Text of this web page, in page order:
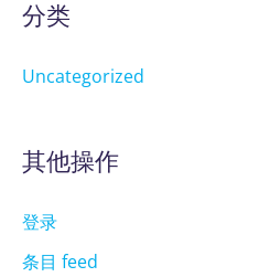
分类
Uncategorized
其他操作
登录
条目 feed